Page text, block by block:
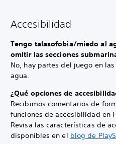
Accesibilidad
Tengo talasofobia/miedo al
omitir las secciones
No, hay partes del juego en
agua.
¿Qué opciones de
Recibimos comentarios de
funciones de accesibilidad en
Revisa las características de
disponibles en el blog de